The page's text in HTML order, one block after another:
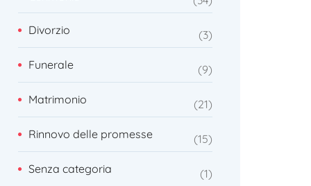
Divorzio 3
Funerale 9
Matrimonio 21
Rinnovo delle promesse 15
Senza categoria 1